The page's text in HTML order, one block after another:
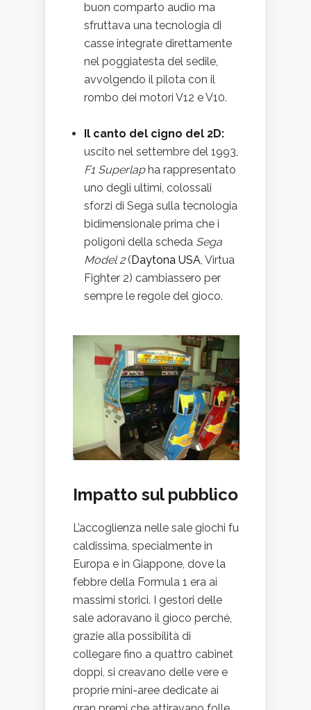
buon comparto audio ma
sfruttava una tecnologia di
casse integrate direttamente
nel poggiatesta del sedile,
avvolgendo il pilota con il
rombo dei motori V12 e V10.
Il canto del cigno del 2D:
uscito nel settembre del 1993,
F1 Superlapha rappresentato
uno degli ultimi, colossali
sforzi di Sega sulla tecnologia
bidimensionale prima che i
poligoni della scheda Sega
Model 2( Daytona USA, Virtua
Fighter 2) cambiassero per
sempre le regole del gioco.
Impatto sul pubblico
L’accoglienza nelle sale giochi fu
caldissima, specialmente in
Europa e in Giappone, dove la
febbre della Formula 1 era ai
massimi storici. I gestori delle
sale adoravano il gioco perché,
grazie alla possibilità di
collegare fino a quattro cabinet
doppi, si creavano delle vere e
proprie mini-aree dedicate ai